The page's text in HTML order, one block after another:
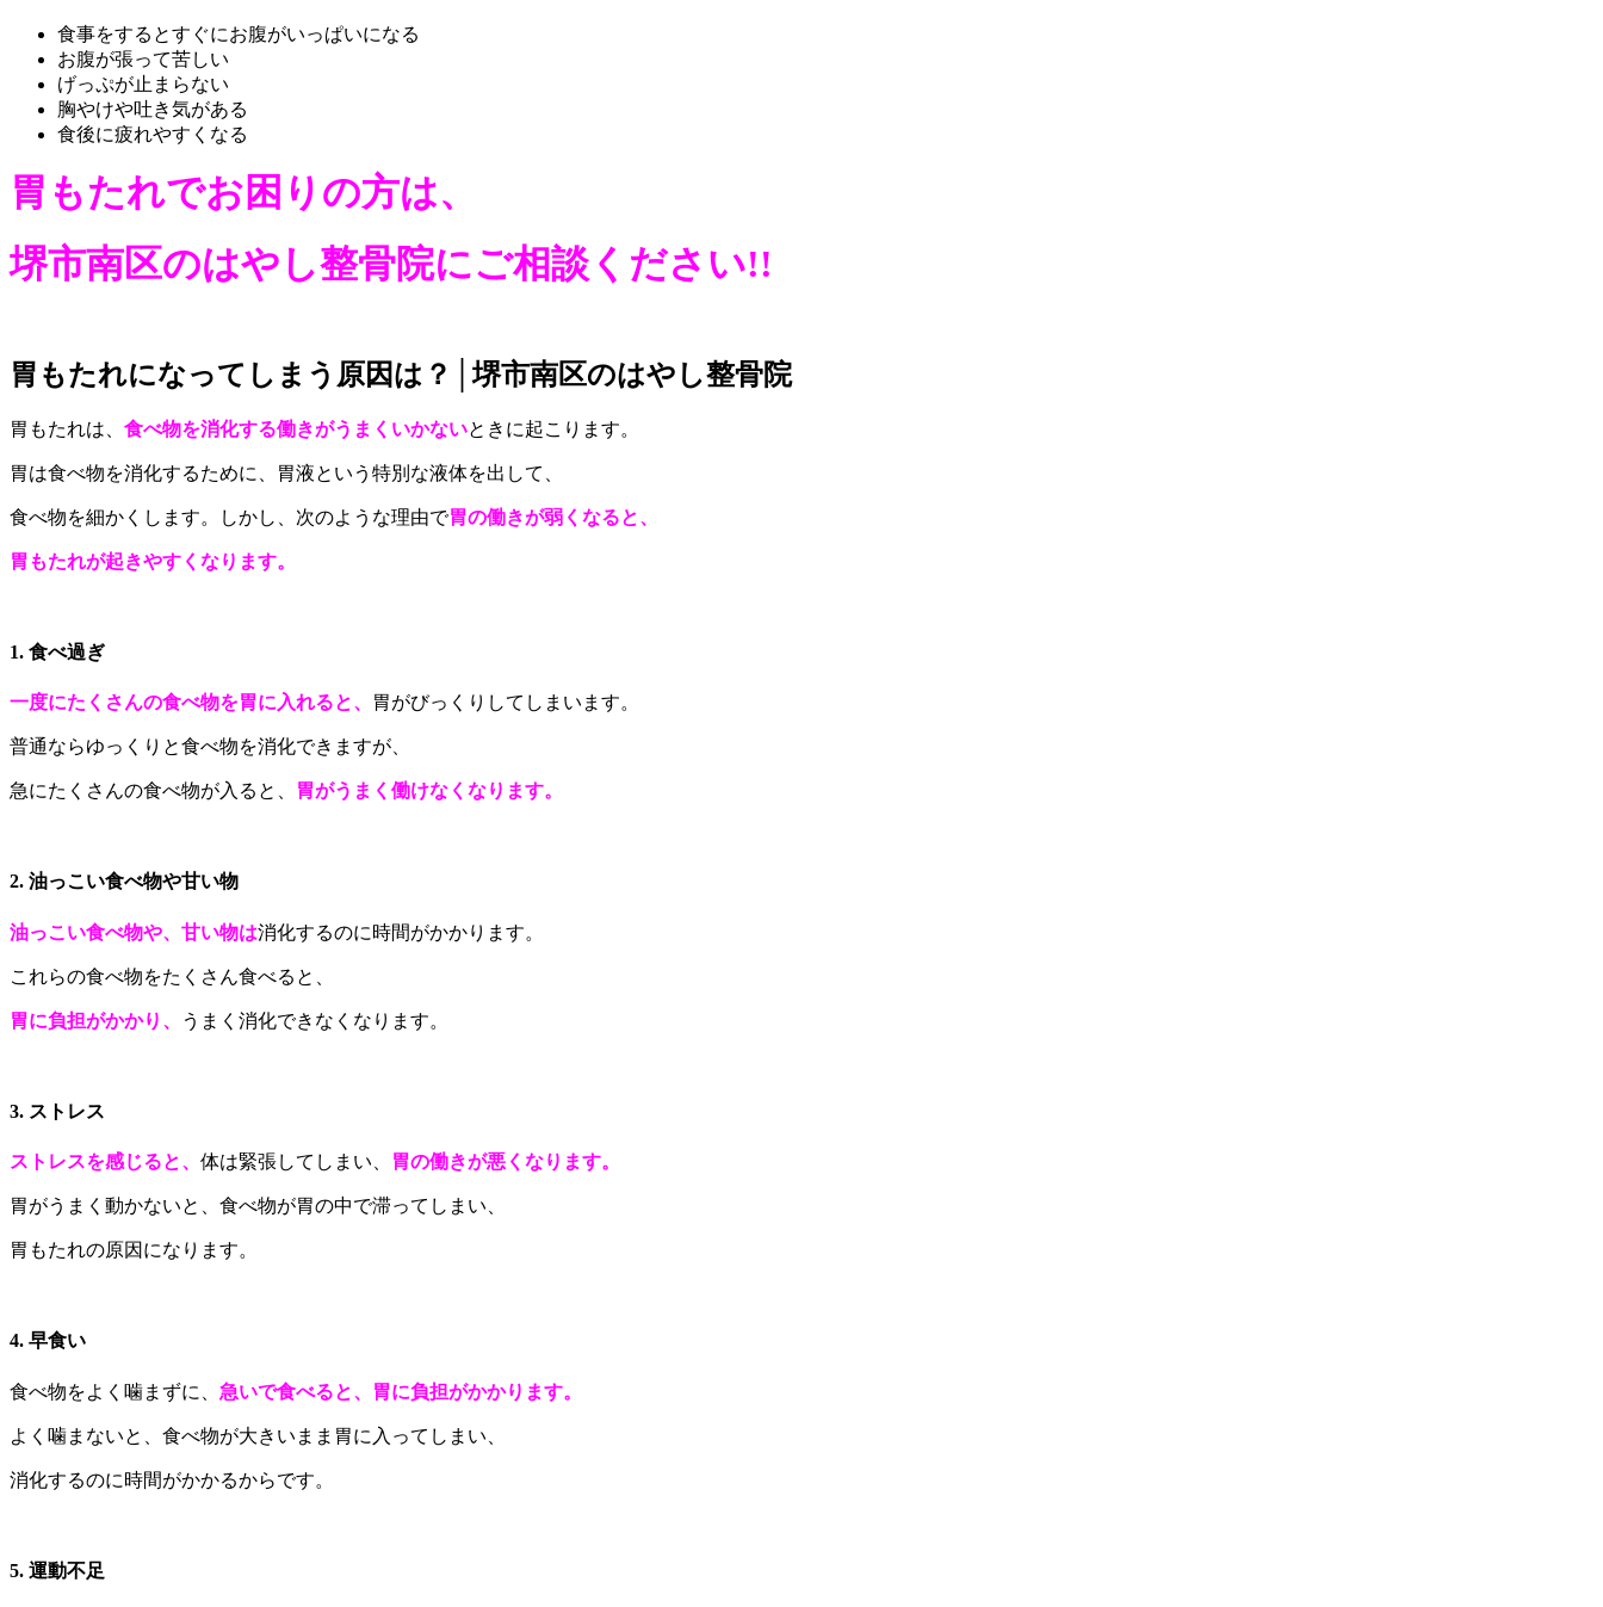
食事をするとすぐにお腹がいっぱいになる
お腹が張って苦しい
げっぷが止まらない
胸やけや吐き気がある
食後に疲れやすくなる
胃もたれでお困りの方は、
堺市南区のはやし整骨院にご相談ください!!
胃もたれになってしまう原因は？│堺市南区のはやし整骨院
胃もたれは、 食べ物を消化する働きがうまくいかないときに起こります。
胃は食べ物を消化するために、胃液という特別な液体を出して、
食べ物を細かくします。しかし、次のような理由で胃の働きが弱くなると、
胃もたれが起きやすくなります。
1. 食べ過ぎ
一度にたくさんの食べ物を胃に入れると、 胃がびっくりしてしまいます。
普通ならゆっくりと食べ物を消化できますが、
急にたくさんの食べ物が入ると、 胃がうまく働けなくなります。
2. 油っこい食べ物や甘い物
油っこい食べ物や、甘い物は消化するのに時間がかかります。
これらの食べ物をたくさん食べると、
胃に負担がかかり、 うまく消化できなくなります。
3. ストレス
ストレスを感じると、 体は緊張してしまい、 胃の働きが悪くなります。
胃がうまく動かないと、食べ物が胃の中で滞ってしまい、
胃もたれの原因になります。
4. 早食い
食べ物をよく噛まずに、 急いで食べると、胃に負担がかかります。
よく噛まないと、食べ物が大きいまま胃に入ってしまい、
消化するのに時間がかかるからです。
5. 運動不足